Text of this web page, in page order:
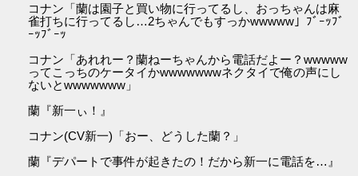
コナン「蘭は園子と買い物に行ってるし、おっちゃんは麻
雀打ちに行ってるし…2ちゃんでもすっかwwwww」ﾌﾞｰｯﾌﾞ
ｰｯﾌﾞｰｯ
コナン「あれれー？蘭ねーちゃんから電話だよー？wwwww
ってこっちのケータイかwwwwwwwネクタイで俺の声にし
ないとwwwwwww」
蘭『新一ぃ！』
コナン(CV新一)「おー、どうした蘭？」
蘭『デパートで事件が起きたの！だから新一に電話を…』